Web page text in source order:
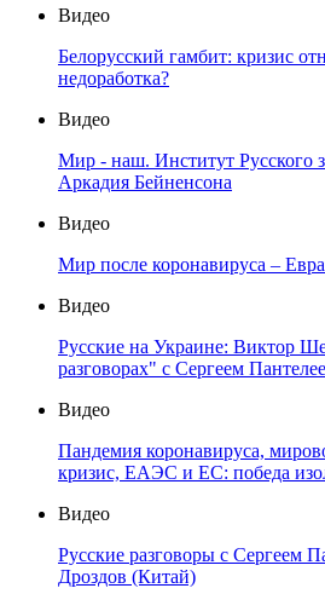
Видео
Белорусский гамбит: кризис
недоработка?
Видео
Мир - наш. Институт Русского
Аркадия Бейненсона
Видео
Мир после коронавируса –
Видео
Русские на Украине: Виктор
разговорах" с Сергеем
Видео
Пандемия коронавируса,
кризис, ЕАЭС и ЕС: победа
Видео
Русские разговоры с Сергеем
Дроздов (Китай)